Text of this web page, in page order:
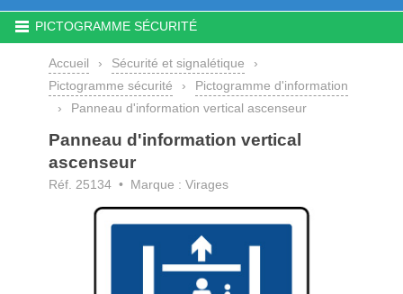
PICTOGRAMME SÉCURITÉ
Accueil › Sécurité et signalétique
›
Pictogramme sécurité
›
Pictogramme d'information
›
Panneau d'information vertical ascenseur
Panneau d'information vertical
ascenseur
Réf. 25134 • Marque : Virages